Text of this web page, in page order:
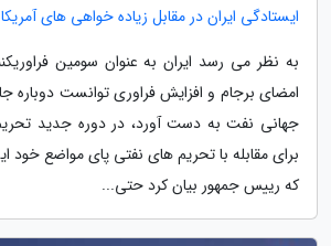
ایستادگی ایران در مقابل زیاده خواهی های آمریکا
به نظر می رسد ایران به عنوان سومین
امضای برجام و افزایش فراوری توانست دوباره
جهانی نفت به دست آورد، در دوره جدید
برای مقابله با تحریم های نفتی پای مواضع خود
که رییس جمهور بیان کرد حتی...